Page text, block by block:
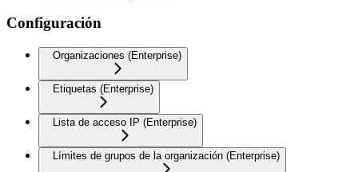
Configuración
Organizaciones (Enterprise)
Etiquetas (Enterprise)
Lista de acceso IP (Enterprise)
Límites de grupos de la organización (Enterprise)